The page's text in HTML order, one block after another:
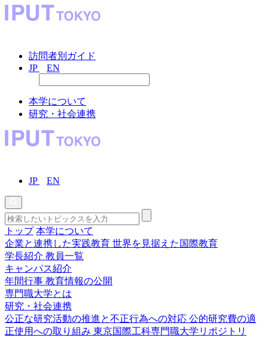
訪問者別ガイド
JP
EN
本学について
研究・社会連携
JP EN
トップ 本学について
企業と連携した実践教育 世界を見据えた国際教育
学長紹介 教員一覧
キャンパス紹介
年間行事 教育情報の公開
専門職大学とは
研究・社会連携
公正な研究活動の推進と不正行為への対応 公的研究費の適
正使用への取り組み 東京国際工科専門職大学リポジトリ